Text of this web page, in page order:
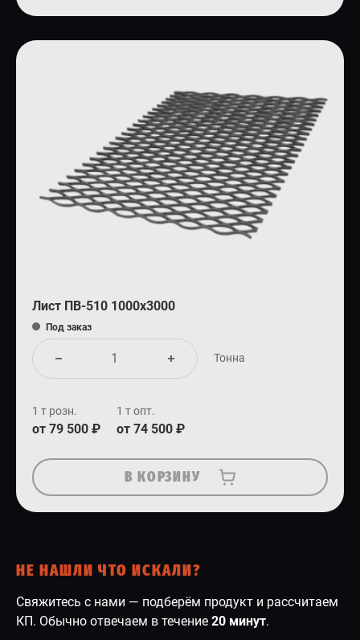
Лист ПВ-510 1000х3000
Под заказ
Тонна
1 т розн.
от 79 500 ₽
1 т опт.
от 74 500 ₽
В КОРЗИНУ
НЕ НАШЛИ ЧТО ИСКАЛИ?
Свяжитесь с нами — подберём продукт и рассчитаем
КП. Обычно отвечаем в течение 20 минут.